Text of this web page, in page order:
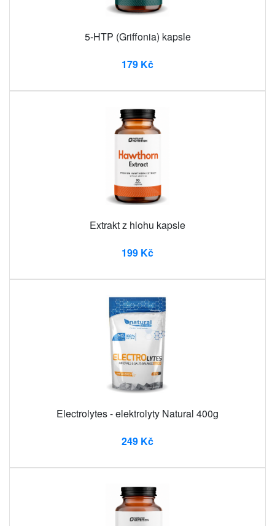
5-HTP (Griffonia) kapsle
179 Kč
Extrakt z hlohu kapsle
199 Kč
Electrolytes - elektrolyty Natural 400g
249 Kč